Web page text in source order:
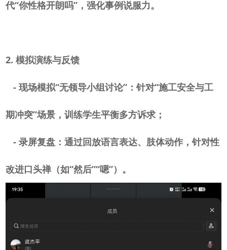
代“你性格开朗吗”，强化事例说服力。
2.模拟演练与反馈
-现场模拟“无领导小组讨论”：针对“施工安全与工
期冲突”场景，训练学生平衡多方诉求；
-录屏复盘：通过回放语言表达、肢体动作，针对性
改进口头禅（如“然后”“嗯”）。